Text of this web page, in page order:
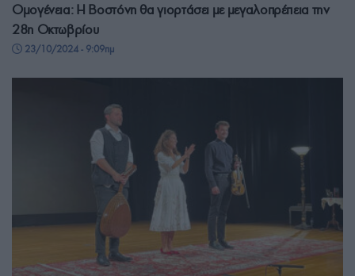
Ομογένεια: Η Βοστόνη θα γιορτάσει με μεγαλοπρέπεια την
28η Οκτωβρίου
23/10/2024 - 9:09πμ